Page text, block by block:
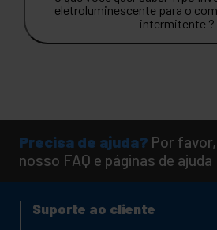
eletroluminescente para o
intermitente ?
Precisa de ajuda? Por
nosso FAQ e páginas de ajuda
Suporte ao cliente